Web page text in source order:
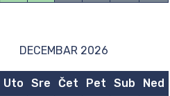
DECEMBAR 2026
Uto Sre Čet Pet Sub
Ned